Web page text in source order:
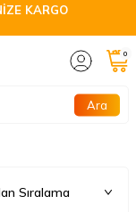
KARGO
Ara
0